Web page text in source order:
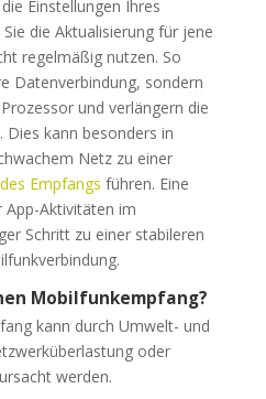
Einstellungen Ihres
die Aktualisierung für jene
regelmäßig nutzen. So
Datenverbindung, sondern
und verlängern die
Dies kann besonders in
Netz zu einer
Empfangs führen. Eine
App-Aktivitäten im
Schritt zu einer stabileren
Mobilfunkempfang?
kann durch Umwelt- und
oder
werden.